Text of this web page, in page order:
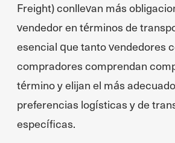
Freight) conllevan más
vendedor en términos de
esencial que tanto vendedores
compradores comprendan
término y elijan el más
preferencias logísticas y de
específicas.